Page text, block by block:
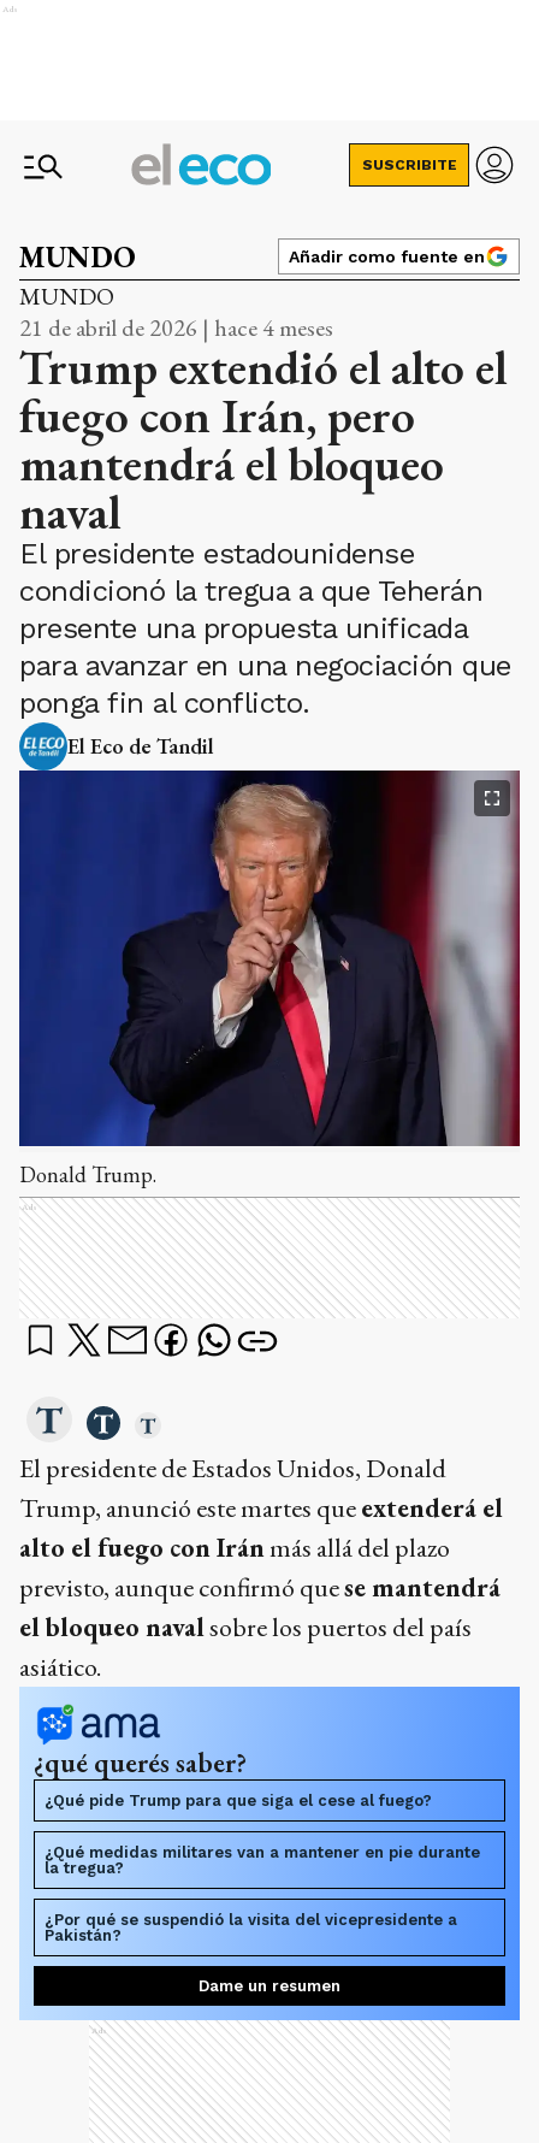
Ads
SUSCRIBITE
MUNDO Añadir como fuente en
MUNDO
21 de abril de 2026 | hace 4 meses
Trump extendió el alto el
fuego con Irán, pero
mantendrá el bloqueo
naval
El presidente estadounidense
condicionó la tregua a que Teherán
presente una propuesta unificada
para avanzar en una negociación que
ponga fin al conflicto.
El Eco de Tandil
Donald Trump.
Ads
El presidente de Estados Unidos, Donald
Trump, anunció este martes queextenderá el
alto el fuego con Iránmás allá del plazo
previsto, aunque confirmó quese mantendrá
el bloqueo navalsobre los puertos del país
asiático.
¿qué querés saber?
¿Qué pide Trump para que siga el cese al fuego?
¿Qué medidas militares van a mantener en pie durante
la tregua?
¿Por qué se suspendió la visita del vicepresidente a
Pakistán?
Dame un resumen
Ads